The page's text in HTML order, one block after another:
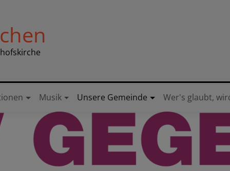
Musik Unsere Gemeinde Wer's glaubt,